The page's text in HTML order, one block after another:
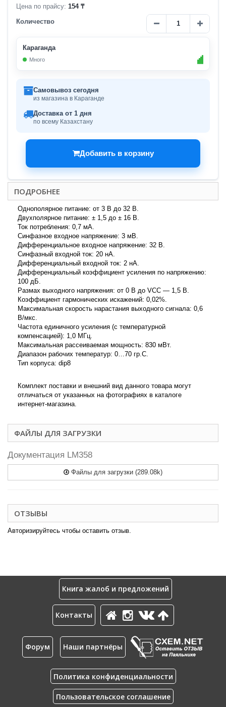
Цена по прайсу: 154 ₸
Количество
Караганда
Много
Самовывоз сегодня
из магазина в Караганде
Доставка от 1 дня
по всему Казахстану
Добавить в корзину
ПОДРОБНЕЕ
Однополярное питание: от 3 В до 32 В.
Двухполярное питание: ± 1,5 до ± 16 В.
Ток потребления: 0,7 мА.
Синфазное входное напряжение: 3 мВ.
Дифференциальное входное напряжение: 32 В.
Синфазный входной ток: 20 нА.
Дифференциальный входной ток: 2 нА.
Дифференциальный коэффициент усиления по напряжению:
100 дБ.
Размах выходного напряжения: от 0 В до VCC — 1,5 В.
Коэффициент гармонических искажений: 0,02%.
Максимальная скорость нарастания выходного сигнала: 0,6
В/мкс.
Частота единичного усиления (с температурной
компенсацией): 1,0 МГц.
Максимальная рассеиваемая мощность: 830 мВт.
Диапазон рабочих температур: 0…70 гр.С.
Тип корпуса: dip8
Комплект поставки и внешний вид данного товара могут
отличаться от указанных на фотографиях в каталоге
интернет-магазина.
ФАЙЛЫ ДЛЯ ЗАГРУЗКИ
Документация LM358
Файлы для загрузки (289.08k)
ОТЗЫВЫ
Авторизируйтесь чтобы оставить отзыв.
Книга жалоб и предложений
Контакты
Форум Наши партнёры
Политика конфиденциальности
Пользовательское соглашение